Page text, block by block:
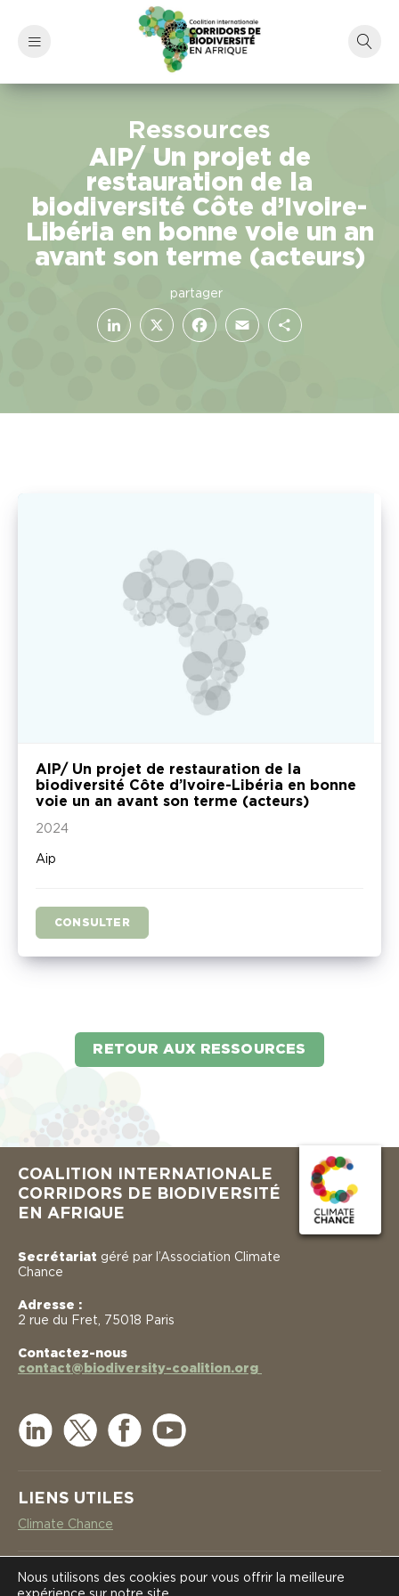
LA COALITION
Ressources
AIP/ Un projet de
restauration de la
biodiversité Côte d’Ivoire-
Libéria en bonne voie un an
avant son terme (acteurs)
AIP/ Un projet de restauration de la
biodiversité Côte d’Ivoire-Libéria en bonne
voie un an avant son terme (acteurs)
2024
Aip
CONSULTER
RETOUR AUX RESSOURCES
COALITION INTERNATIONALE
CORRIDORS DE BIODIVERSITÉ
EN AFRIQUE
Secrétariat géré par l’Association Climate
Chance
Adresse :
2 rue du Fret, 75018 Paris
Contactez-nous
contact@biodiversity-coalition.org
LIENS UTILES
Climate Chance
NEWSLETTER
Nous utilisons des cookies pour vous offrir la meilleure